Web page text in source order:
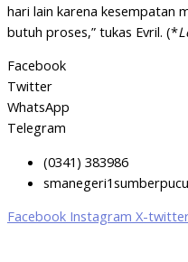
hari lain karena kesempatan
butuh proses,” tukas Evril. (*
Facebook
Twitter
WhatsApp
Telegram
(0341) 383986
Facebook Instagram X-